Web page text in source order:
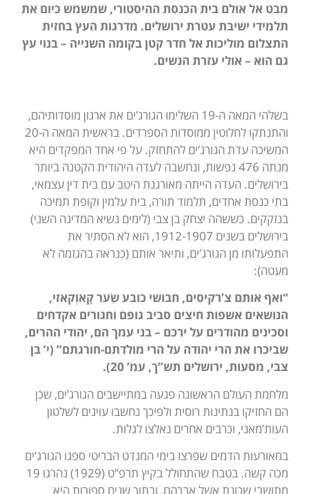
מבט אל אולם בית הכנסת ההיסטורי, שמשמש כיום את
תלמידי ישיבת עטרת ירושלים. מדרגות העץ בחזית
התצלום מוליכות אל חדר קטן בקומה השנייה – בנוי עץ
גם הוא – אולי עזרת הנשים.
בשלהי המאה ה-19 השלימו הגורג’ים את ארגון מוסדותיהם,
והתנתקו לחלוטין ממוסדות הספרדים. בראשית המאה ה-20
המשיכה עדת הגורג’ים להתחזק. על פי אחד המפקדים היא
מנתה 476 נפשות, ונחשבה לעדה היהודית הקטנה ביותר
בירושלים. העדה הייתה מאורגנת היטב עם בית דין עצמאי,
בתי כנסת אחדים, תלמוד תורה, בית עלמין וקופת תמיכה
בנזקקים. כששהה יצחק בן צבי (לימים נשיא המדינה השני)
בירושלים בשנים 1912-1907, הוא לא הסתיר את
התפעלותו מן הגורג’ים, ותיאר אותם (כנראה בהגזמה לא
מעטה):
“ואף אותם צ’רקיסים, חבושי כובע שֵׂער קָאוְקאזי,
הנושאים אשפות חיצים סביב גופם וחגורים אקדחים
וסכינים מהודרים על ירכם – בני עמך הם, יהודי ההרים,
שביכרו את הרי יהודה על הרי מולדתם-חורגתם” (י’ בן
צבי, מסעות, ירושלים תש”ך, עמ’ 20).
מלחמת העולם הראשונה פגעה במתיישבים הגורג’ים, שכן
הם החזיקו בנתינות רוסית ולפיכך נחשבו עוינים לשלטון
העות’מאני, וכרבים אחרים נאלצו לגלות.
במאורעות הדמים שפרצו בימי המנדט הבריטי ספגו הגורג’ים
מכה קשה. בטבח שהתחולל בקיץ תרפ”ט (1929) נהרגו 19
מתושבי שכונת אשל אברהם, ובתוך שנים ספורות היא